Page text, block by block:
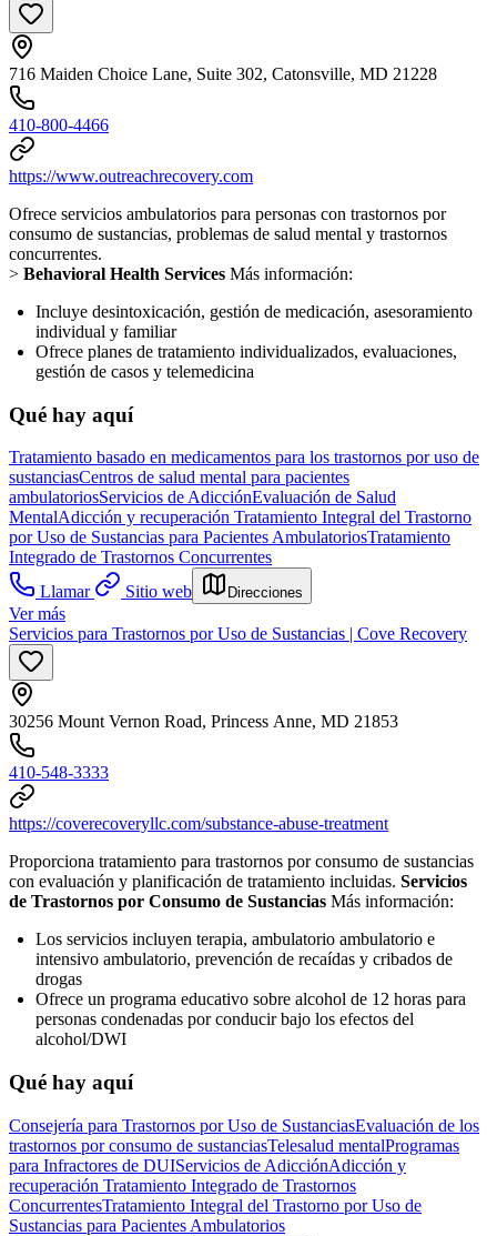
716 Maiden Choice Lane, Suite 302, Catonsville, MD 21228
410-800-4466
https://www.outreachrecovery.com
Ofrece servicios ambulatorios para personas con trastornos por
consumo de sustancias, problemas de salud mental y trastornos
concurrentes.
> Behavioral Health Services Más información:
Incluye desintoxicación, gestión de medicación, asesoramiento
individual y familiar
Ofrece planes de tratamiento individualizados, evaluaciones,
gestión de casos y telemedicina
Qué hay aquí
Tratamiento basado en medicamentos para los trastornos por uso de
sustanciasCentros de salud mental para pacientes
ambulatoriosServicios de AdicciónEvaluación de Salud
MentalAdicción y recuperación Tratamiento Integral del Trastorno
por Uso de Sustancias para Pacientes AmbulatoriosTratamiento
Integrado de Trastornos Concurrentes
Llamar
Sitio web Direcciones
Ver más
Servicios para Trastornos por Uso de Sustancias | Cove Recovery
30256 Mount Vernon Road, Princess Anne, MD 21853
410-548-3333
https://coverecoveryllc.com/substance-abuse-treatment
Proporciona tratamiento para trastornos por consumo de sustancias
con evaluación y planificación de tratamiento incluidas. Servicios
de Trastornos por Consumo de Sustancias Más información:
Los servicios incluyen terapia, ambulatorio ambulatorio e
intensivo ambulatorio, prevención de recaídas y cribados de
drogas
Ofrece un programa educativo sobre alcohol de 12 horas para
personas condenadas por conducir bajo los efectos del
alcohol/DWI
Qué hay aquí
Consejería para Trastornos por Uso de SustanciasEvaluación de los
trastornos por consumo de sustanciasTelesalud mentalProgramas
para Infractores de DUIServicios de AdicciónAdicción y
recuperación Tratamiento Integrado de Trastornos
ConcurrentesTratamiento Integral del Trastorno por Uso de
Sustancias para Pacientes Ambulatorios